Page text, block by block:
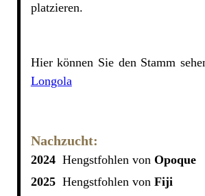
platzieren.
Hier können Sie den Stamm
Longola
Nachzucht:
2024Hengstfohlen von Opoque
2025 Hengstfohlen vonFiji